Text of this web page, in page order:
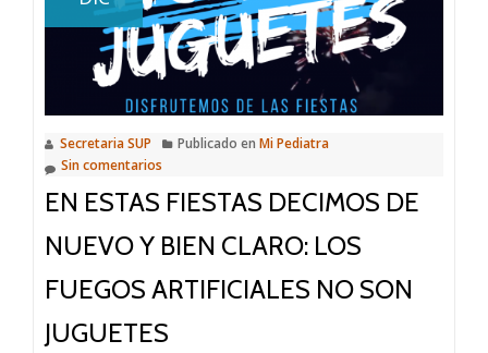
en
el
hogar
Secretaria SUP Publicado en Mi Pediatra
Sin comentarios
EN ESTAS FIESTAS DECIMOS DE
NUEVO Y BIEN CLARO: LOS
FUEGOS ARTIFICIALES NO SON
JUGUETES